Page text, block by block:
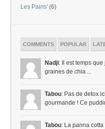
Les Pains' (6)
COMMENTS POPULAR
Nadji: Il est temps
graines de chia ...
Tabou: Pas de detox
gourmande ! Ce
Tabou: La panna